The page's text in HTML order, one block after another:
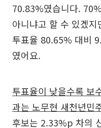
70.83%였습니다.
아니냐고 할 수 있겠
투표율 80.65% 대비
였어요.
투표율이 낮을수록 보
과는 노무현 새천년민
후보는 2.33%p 차의